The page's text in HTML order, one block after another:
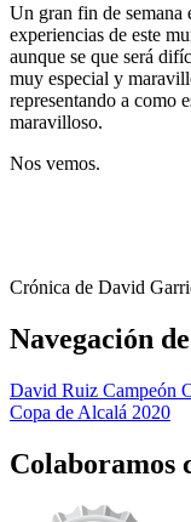
Un gran fin de semana
experiencias de este
aunque se que será
muy especial y
representando a como
maravilloso.
Nos vemos.
Crónica de David
Navegación
David Ruiz Campeón
Copa de Alcalá 2020
Colaboramos